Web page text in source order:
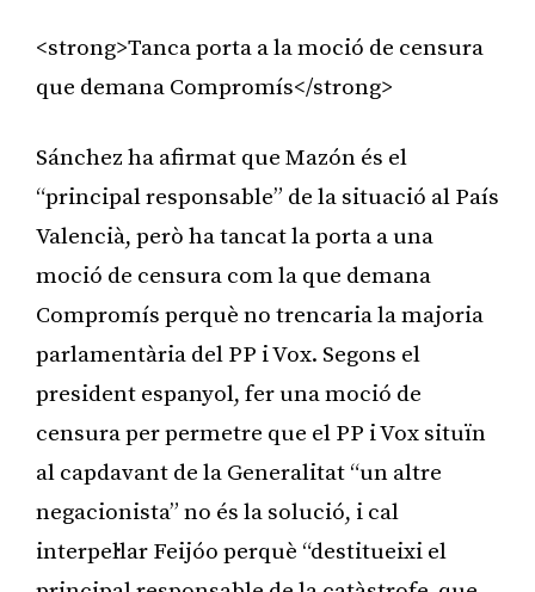
<strong>Tanca porta a la moció de censura
que demana Compromís</strong>
Sánchez ha afirmat que Mazón és el
“principal responsable” de la situació al País
Valencià, però ha tancat la porta a una
moció de censura com la que demana
Compromís perquè no trencaria la majoria
parlamentària del PP i Vox. Segons el
president espanyol, fer una moció de
censura per permetre que el PP i Vox situïn
al capdavant de la Generalitat “un altre
negacionista” no és la solució, i cal
interpel·lar Feijóo perquè “destitueixi el